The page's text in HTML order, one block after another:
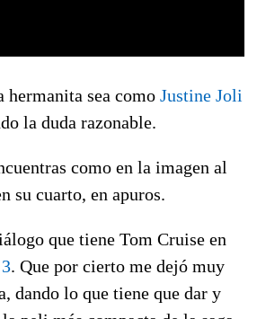
hermanita sea como Justine Joli
la duda razonable.
como en la imagen al
su cuarto, en apuros.
que tiene Tom Cruise en
. Que por cierto me dejó muy
dando lo que tiene que dar y